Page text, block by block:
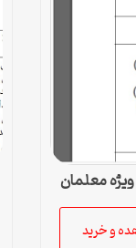
معلمان
و خرید